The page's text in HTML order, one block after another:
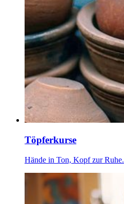
Töpferkurse
Hände in Ton, Kopf zur Ruhe.